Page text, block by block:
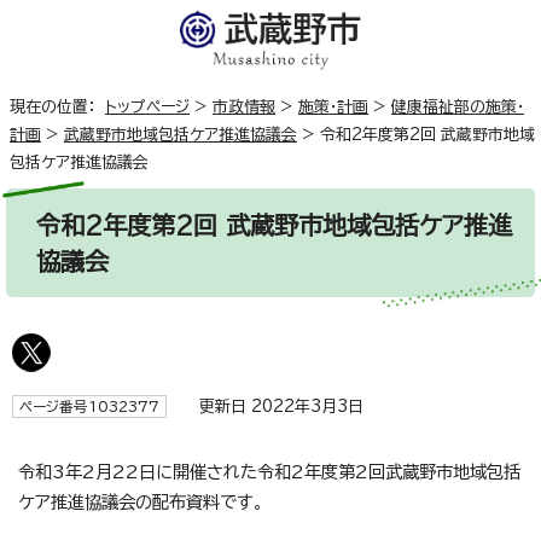
現在の位置： トップページ > 市政情報 > 施策・計画 > 健康福祉部の施策・
計画 > 武蔵野市地域包括ケア推進協議会 > 令和2年度第2回 武蔵野市地域
包括ケア推進協議会
令和2年度第2回 武蔵野市地域包括ケア推進
協議会
ページ番号1032377 更新日 2022年3月3日
令和3年2月22日に開催された令和2年度第2回武蔵野市地域包括
ケア推進協議会の配布資料です。